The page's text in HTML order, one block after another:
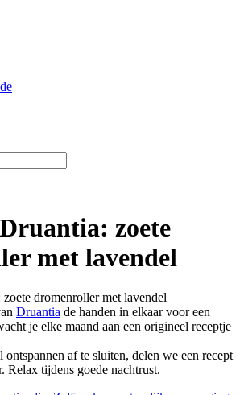
zoete
met lavendel
Druantia de handen in elkaar voor een
je elke maand aan een origineel receptje
ontspannen af te sluiten, delen we een recept
Relax tijdens goede nachtrust.